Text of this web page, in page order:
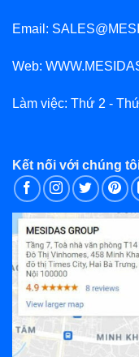
Email:
Web:
Làm việc: Thứ 2 -
Kết nối với chúng